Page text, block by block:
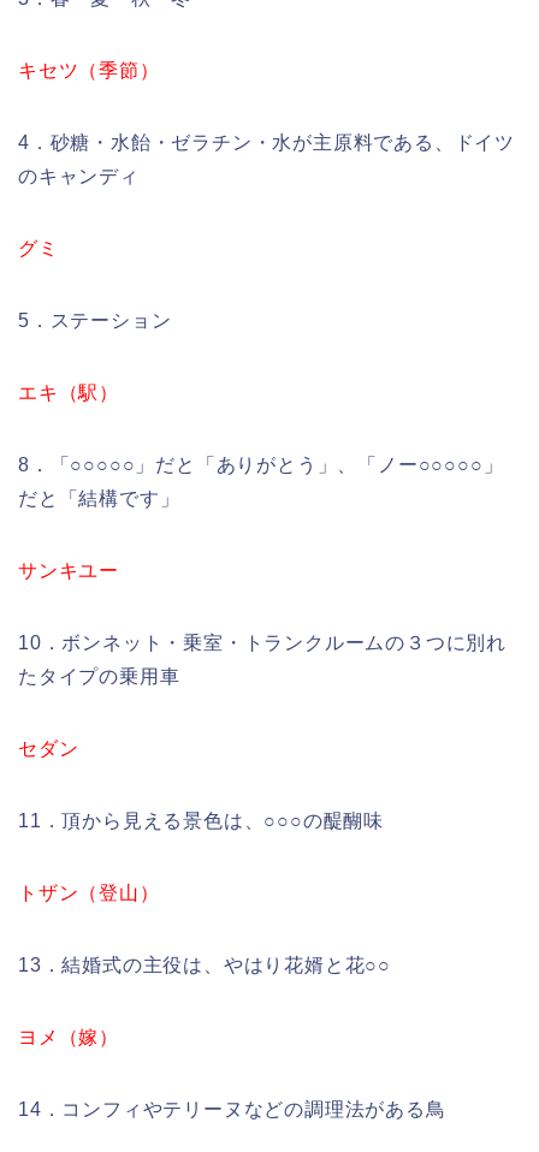
キセツ（季節）
4．砂糖・水飴・ゼラチン・水が主原料である、ドイツ
のキャンディ
グミ
5．ステーション
エキ（駅）
8．「○○○○○」だと「ありがとう」、「ノー○○○○○」
だと「結構です」
サンキユー
10．ボンネット・乗室・トランクルームの３つに別れ
たタイプの乗用車
セダン
11．頂から見える景色は、○○○の醍醐味
トザン（登山）
13．結婚式の主役は、やはり花婿と花○○
ヨメ（嫁）
14．コンフィやテリーヌなどの調理法がある鳥